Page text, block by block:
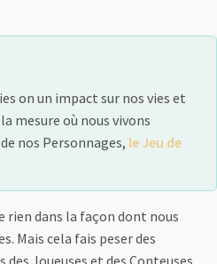
on un impact sur nos vies et
mesure où nous vivons
nos Personnages, le Jeu de
rien dans la façon dont nous
Mais cela fais peser des